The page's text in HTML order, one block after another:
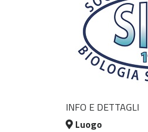
INFO E DETTAGLI
Luogo